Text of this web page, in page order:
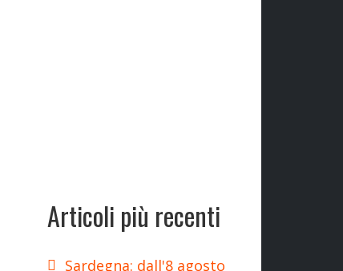
Articoli più recenti
Sardegna: dall'8 agosto